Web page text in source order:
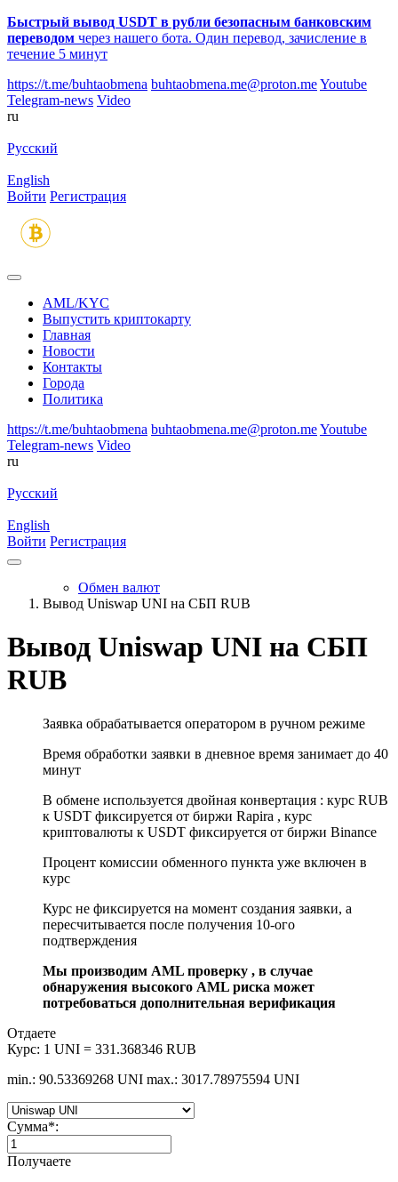
Быстрый вывод USDT в рубли безопасным банковским
переводом через нашего бота. Один перевод, зачисление в
течение 5 минут
https://t.me/buhtaobmena buhtaobmena.me@proton.meYoutube
Telegram-news Video
ru
Русский
English
Войти Регистрация
AML/KYC
Выпустить криптокарту
Главная
Новости
Контакты
Города
Политика
https://t.me/buhtaobmena buhtaobmena.me@proton.meYoutube
Telegram-news Video
ru
Русский
English
Войти Регистрация
Обмен валют
Вывод Uniswap UNI на СБП RUB
Вывод Uniswap UNI на СБП
RUB
Заявка обрабатывается оператором в ручном режиме
Время обработки заявки в дневное время занимает до 40
минут
В обмене используется двойная конвертация : курс RUB
к USDT фиксируется от биржи Rapira , курс
криптовалюты к USDT фиксируется от биржи Binance
Процент комиссии обменного пункта уже включен в
курс
Курс не фиксируется на момент создания заявки, а
пересчитывается после получения 10-ого
подтверждения
Мы производим AML проверку , в случае
обнаружения высокого AML риска может
потребоваться дополнительная верификация
Отдаете
Курс: 1 UNI = 331.368346 RUB
min.: 90.53369268 UNI max.: 3017.78975594 UNI
Сумма*:
Получаете